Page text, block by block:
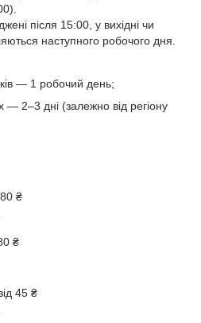
після 15:00, у вихідні чи
наступного робочого дня.
— 1 робочий день;
— 2–3 дні (залежно від регіону
₴
₴
45 ₴